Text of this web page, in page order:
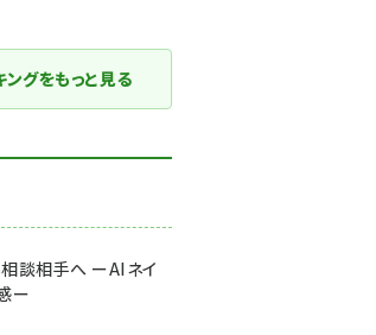
グをもっと見る
相談相手へ ーAIネイ
ー